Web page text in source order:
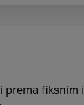
prema fiksnim i